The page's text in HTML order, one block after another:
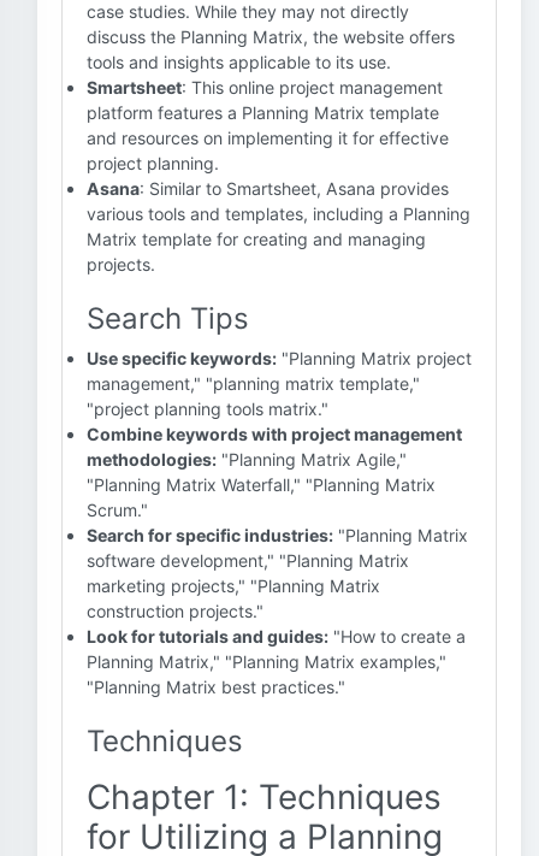
case studies. While they may not directly
discuss the Planning Matrix, the website offers
tools and insights applicable to its use.
Smartsheet: This online project management
platform features a Planning Matrix template
and resources on implementing it for effective
project planning.
Asana: Similar to Smartsheet, Asana provides
various tools and templates, including a Planning
Matrix template for creating and managing
projects.
Search Tips
Use specific keywords: "Planning Matrix project
management," "planning matrix template,"
"project planning tools matrix."
Combine keywords with project management
methodologies: "Planning Matrix Agile,"
"Planning Matrix Waterfall," "Planning Matrix
Scrum."
Search for specific industries: "Planning Matrix
software development," "Planning Matrix
marketing projects," "Planning Matrix
construction projects."
Look for tutorials and guides: "How to create a
Planning Matrix," "Planning Matrix examples,"
"Planning Matrix best practices."
Techniques
Chapter 1: Techniques
for Utilizing a Planning